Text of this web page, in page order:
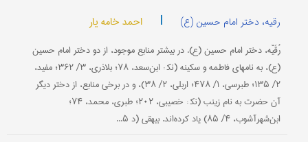
رقیه، دختر امام حسین (ع) | احمد خامه یار
رُقَیّه، دختر امام حسین (ع). در بیشتر منابع موجود، از دو دختر امام حسین
(ع)، به نامهای فاطمه و سکینه (نک‍ : ابن‌سعد، ۷۸؛ بلاذری، ۳/ ۳۶۲؛ مفید،
۲/ ۱۳۵؛ طبرسی، ۱/ ۴۷۸؛ اربلی، ۲/ ۳۸)، و در برخی منابع، از دختر دیگر
آن حضرت به نام زینب (نک‍ : خصیبی، ۲۰۲؛ طبری، محمد، ۷۴؛
ابن‌شهرآشوب، ۴/ ۸۵) یاد کرده‌اند. بیهقی (د ۵...